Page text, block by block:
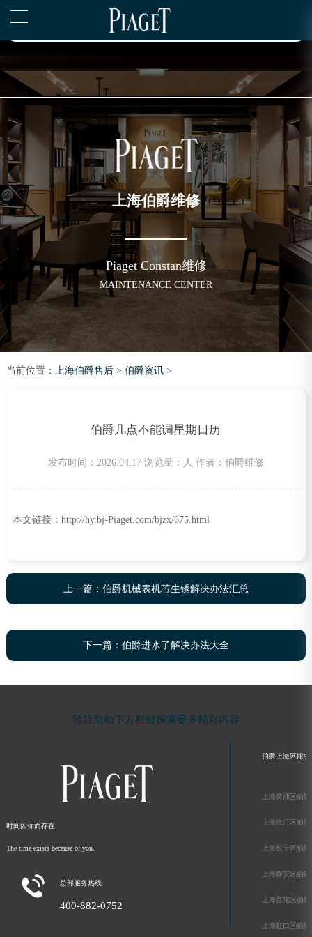
2026年6月伯爵上海市售后服务网络优化升级公告
2026年6月上海市伯爵官方售后客户服务热线：400-882-0752
上海市徐汇区虹桥路3号港汇中心写字楼2座37层3705室（需提前预约）
上海市黄浦区南京东路299号宏伊国际广场写字楼8层806室（需提前预约）
节假日正常营业！
上海伯爵维修
Piaget Constan维修
MAINTENANCE CENTER
当前位置： 上海伯爵售后> 伯爵资讯>
伯爵几点不能调星期日历
发布时间：2026.04.17 浏览量： 人 作者：伯爵维修
本文链接：http://hy.bj-Piaget.com/bjzx/675.html
上一篇： 伯爵机械表机芯生锈解决办法汇总
下一篇： 伯爵进水了解决办法大全
轻轻滑动下方栏目探索更多精彩内容
时间因你而存在
The time exists because of you.
 总部服务热线
400-882-0752
伯爵上海区服务
上海黄浦区伯
上海徐汇区伯
上海长宁区伯
上海静安区伯
上海普陀区伯
上海虹口区伯